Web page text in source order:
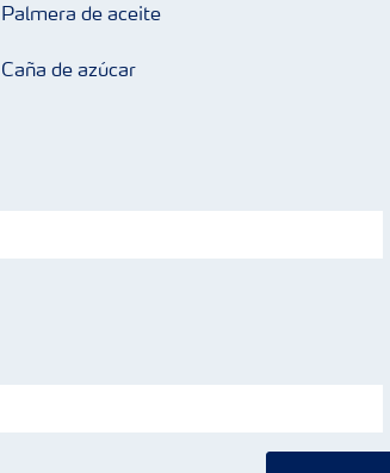
Palmera de aceite
Caña de azúcar